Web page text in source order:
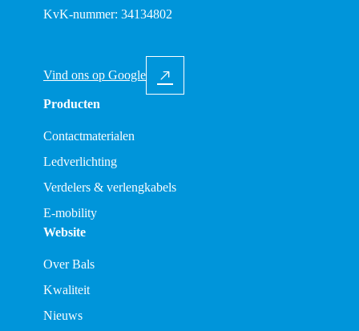
KvK-nummer: 34134802
Vind ons op Google
Producten
Contactmaterialen
Ledverlichting
Verdelers & verlengkabels
E-mobility
Website
Over Bals
Kwaliteit
Nieuws